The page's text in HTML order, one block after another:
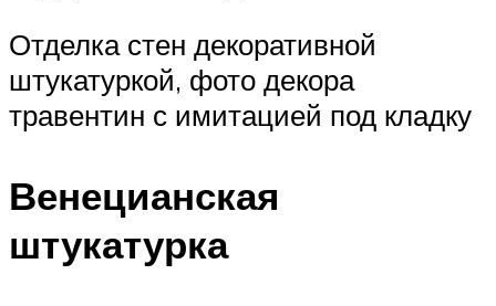
Отделка стен декоративной
штукатуркой, фото декора
травентин с имитацией под кладку
Венецианская
штукатурка